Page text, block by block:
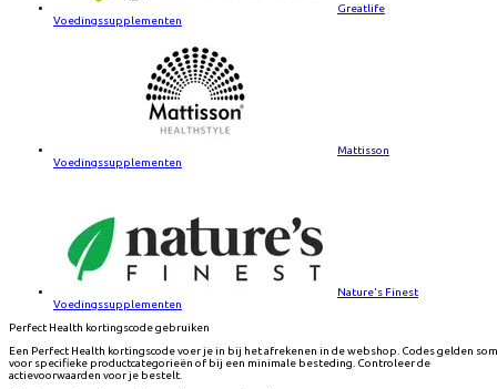
Greatlife
Voedingssupplementen
Mattisson
Voedingssupplementen
Nature's Finest
Voedingssupplementen
Perfect Health kortingscode gebruiken
Een Perfect Health kortingscode voer je in bij het afrekenen in de webshop. Codes gelden
voor specifieke productcategorieën of bij een minimale besteding. Controleer de
actievoorwaarden voor je bestelt.